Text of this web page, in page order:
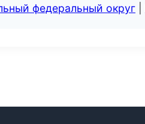
федеральный округ